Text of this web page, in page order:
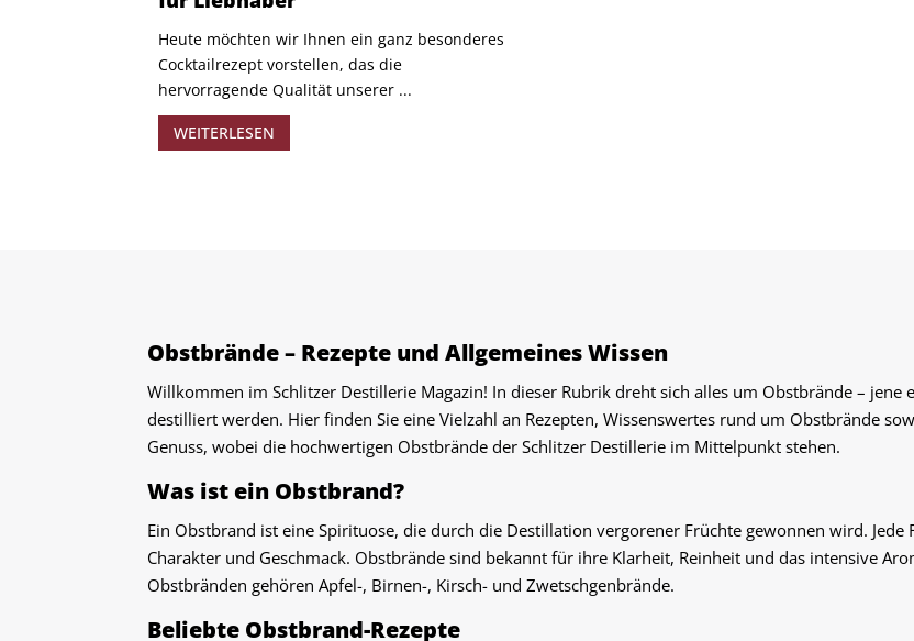
Heute möchten wir Ihnen ein ganz besonderes
Cocktailrezept vorstellen, das die
hervorragende Qualität unserer ...
WEITERLESEN
Obstbrände – Rezepte und Allgemeines Wissen
Willkommen im Schlitzer Destillerie Magazin! In dieser Rubrik dreht sich alles um Obstbrände – jene
destilliert werden. Hier finden Sie eine Vielzahl an Rezepten, Wissenswertes rund um Obstbrände
Genuss, wobei die hochwertigen Obstbrände der Schlitzer Destillerie im Mittelpunkt stehen.
Was ist ein Obstbrand?
Ein Obstbrand ist eine Spirituose, die durch die Destillation vergorener Früchte gewonnen wird.
Charakter und Geschmack. Obstbrände sind bekannt für ihre Klarheit, Reinheit und das intensive
Obstbränden gehören Apfel-, Birnen-, Kirsch- und Zwetschgenbrände.
Beliebte Obstbrand-Rezepte